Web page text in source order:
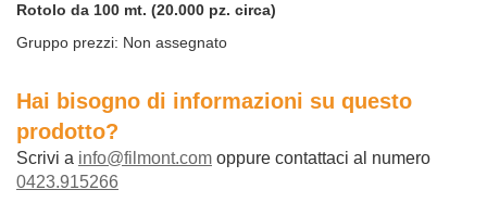
Rotolo da 100 mt. (20.000 pz. circa)
Gruppo prezzi: Non assegnato
Hai bisogno di informazioni su questo
prodotto?
Scrivi a info@filmont.com oppure contattaci al numero
0423.915266